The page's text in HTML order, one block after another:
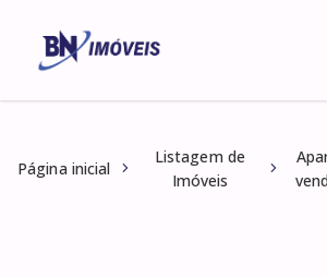
Página inicial
Listagem de
Imóveis